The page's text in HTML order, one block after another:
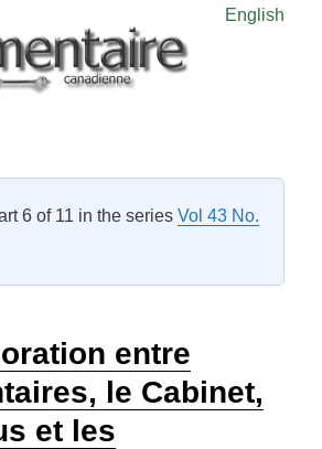
English
6 of 11 in the seriesVol 43 No.
entre
le Cabinet,
et les